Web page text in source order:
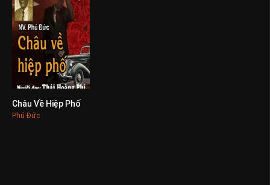
Châu Về Hiệp Phố
Phú Đức